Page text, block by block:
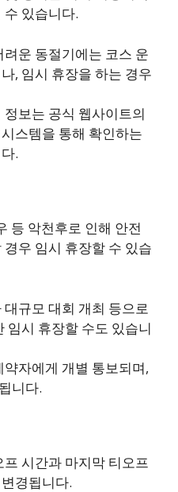
있습니다.
운 동절기에는 코스 운
, 임시 휴장을 하는 경우
보는 공식 웹사이트의
스템을 통해 확인하는
.
등 악천후로 인해 안전
우 임시 휴장할 수 있습
규모 대회 개최 등으로
임시 휴장할 수도 있습니
자에게 개별 통보되며,
니다.
시간과 마지막 티오프
경됩니다.